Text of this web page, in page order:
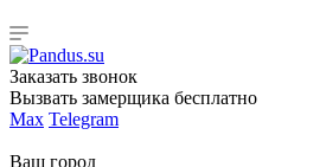
Заказать звонок
Вызвать замерщика бесплатно
Max Telegram
Ваш город